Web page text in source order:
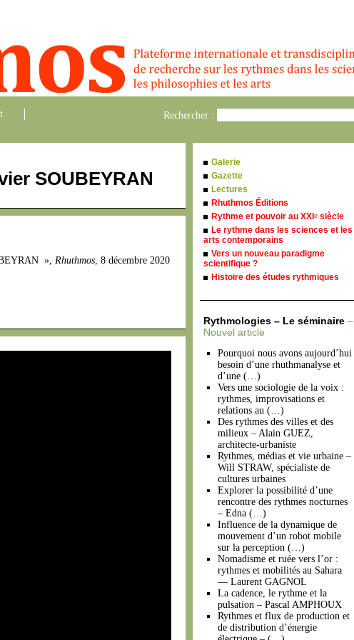
Rechercher :
SOUBEYRAN
», Rhuthmos, 8 décembre 2020
Galerie
Gazette
Lectures
Rhuthmos Éditions
Rythme et pouvoir au XXI e siècle
Le rythme dans les sciences et les
arts contemporains
Vers un nouveau paradigme
scientifique ?
Histoire des études rythmiques
Rythmologies – Le séminaire –
Nouvel article
Pourquoi nous avons aujourd’hui
besoin d’une rhuthmanalyse et
d’une (…)
Vers une sociologie de la voix :
rythmes, improvisations et
relations au (…)
Des rythmes des villes et des
milieux – Alain GUEZ,
architecte-urbaniste
Rythmes, médias et vie urbaine –
Will STRAW, spécialiste de
cultures urbaines
Explorer la possibilité d’une
rencontre des rythmes nocturnes
– Edna (…)
Influence de la dynamique de
mouvement d’un robot mobile
sur la perception (…)
Nomadisme et ruée vers l’or :
rythmes et mobilités au Sahara
— Laurent GAGNOL
La cadence, le rythme et la
pulsation – Pascal AMPHOUX
Rythmes et flux de production et
de distribution d’énergie